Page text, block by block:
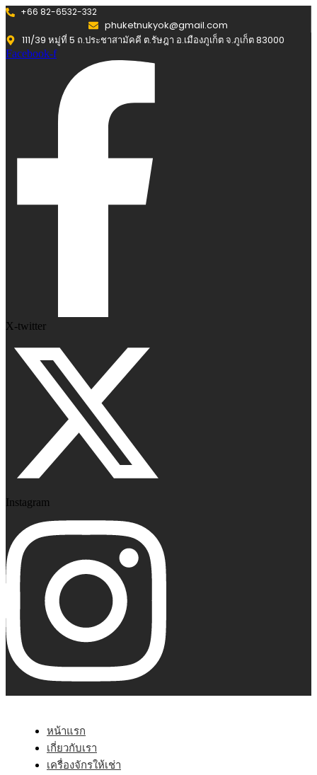
+66 82-6532-332
phuketnukyok@gmail.com
111/39 หมู่ที่ 5 ถ.ประชาสามัคคี ต.รัษฎา อ.เมืองภูเก็ต จ.ภูเก็ต 83000
Facebook-f
X-twitter
Instagram
หน้าแรก
เกี่ยวกับเรา
เครื่องจักรให้เช่า